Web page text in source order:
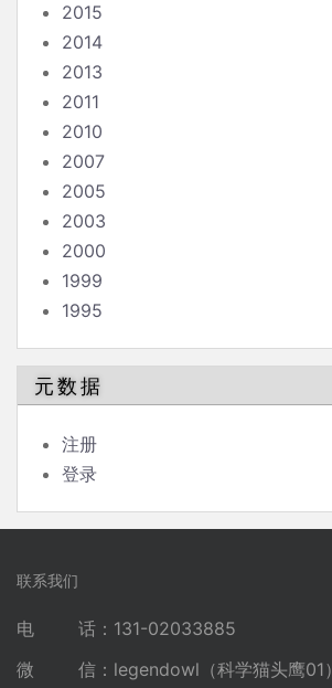
2015
2014
2013
2011
2010
2007
2005
2003
2000
1999
1995
元数据
注册
登录
联系我们
电 话：131-02033885
微 信：legendowl（科学猫头鹰01）